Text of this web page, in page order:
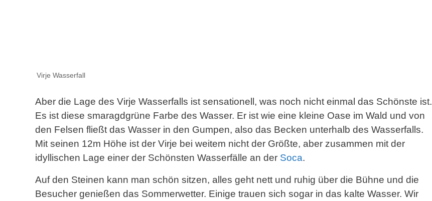
Virje Wasserfall
Aber die Lage des Virje Wasserfalls ist sensationell, was noch nicht einmal das Schönste ist.
Es ist diese smaragdgrüne Farbe des Wasser. Er ist wie eine kleine Oase im Wald und von
den Felsen fließt das Wasser in den Gumpen, also das Becken unterhalb des Wasserfalls.
Mit seinen 12m Höhe ist der Virje bei weitem nicht der Größte, aber zusammen mit der
idyllischen Lage einer der Schönsten Wasserfälle an der Soca.
Auf den Steinen kann man schön sitzen, alles geht nett und ruhig über die Bühne und die
Besucher genießen das Sommerwetter. Einige trauen sich sogar in das kalte Wasser. Wir